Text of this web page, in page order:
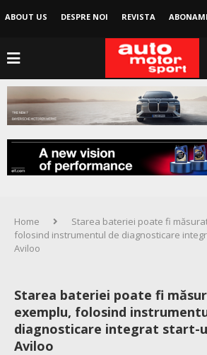
ABOUT US DESPRE NOI REVISTA
Home
Starea bateriei poate fi
folosind instrumentul de diagnosticare
Aviloo
Starea bateriei poate fi
exemplu, folosind
diagnosticare integrat start-
Aviloo